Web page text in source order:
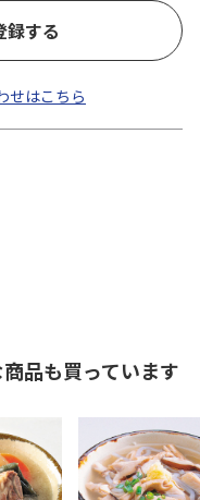
録する
せはこちら
品も買っています